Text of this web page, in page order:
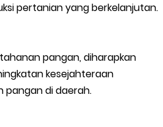
pertanian yang berkelanjutan.
pangan, diharapkan
kesejahteraan
pangan di daerah.